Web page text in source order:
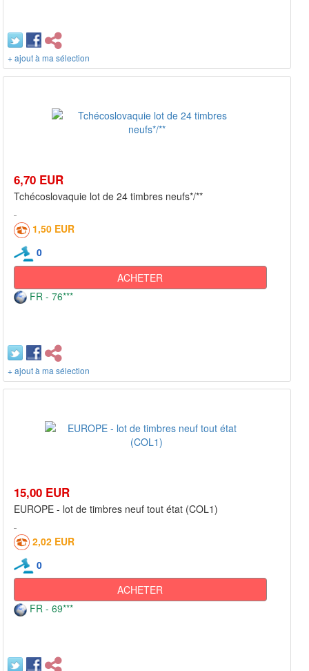
+ ajout à ma sélection
6,70 EUR
Tchécoslovaquie lot de 24 timbres neufs*/**
1,50 EUR
0
ACHETER
FR - 76***
+ ajout à ma sélection
15,00 EUR
EUROPE - lot de timbres neuf tout état (COL1)
2,02 EUR
0
ACHETER
FR - 69***